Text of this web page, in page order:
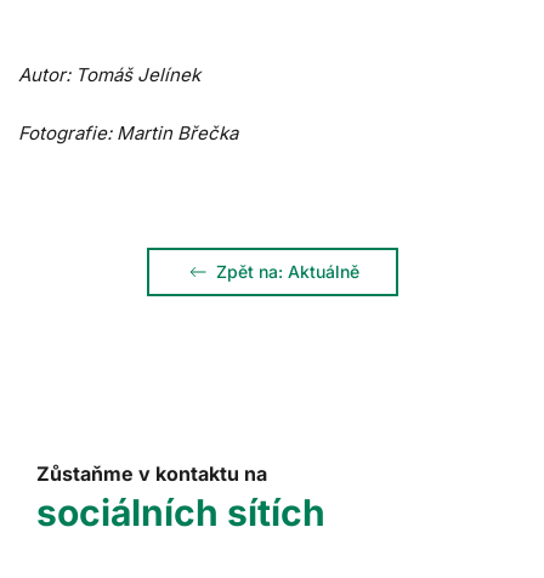
Autor: Tomáš Jelínek
Fotografie: Martin Břečka
Zpět na: Aktuálně
Zůstaňme v kontaktu na
sociálních sítích